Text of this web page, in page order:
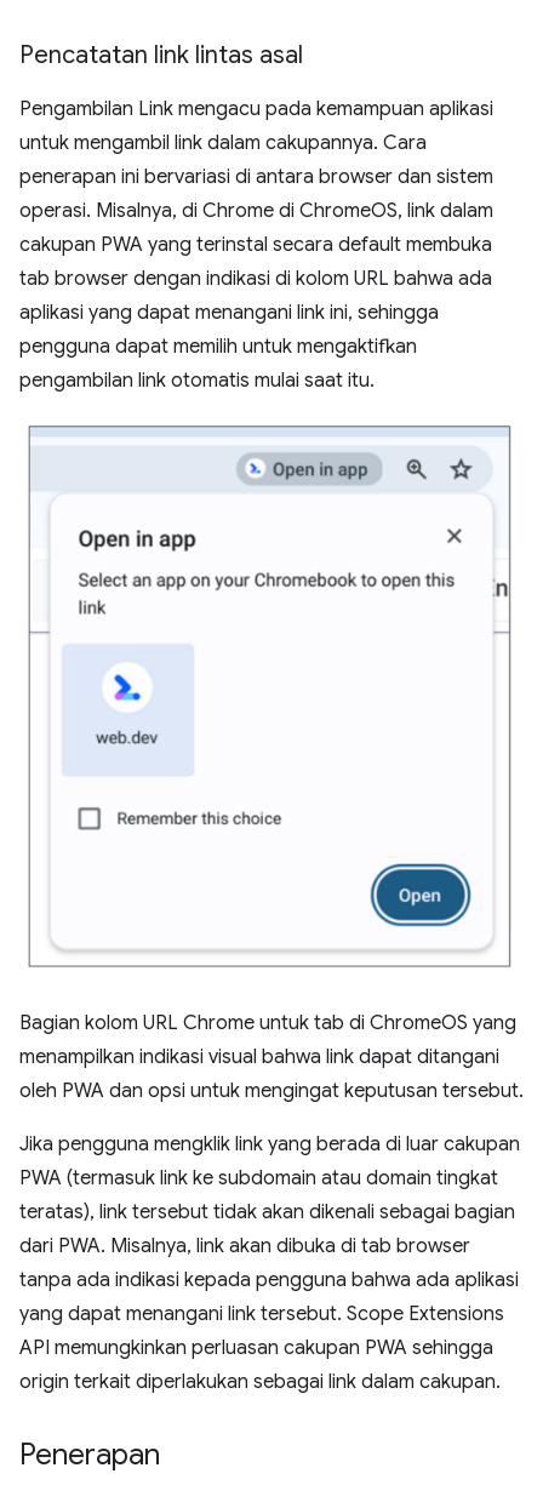
Pencatatan link lintas asal
Pengambilan Link mengacu pada kemampuan aplikasi
untuk mengambil link dalam cakupannya. Cara
penerapan ini bervariasi di antara browser dan sistem
operasi. Misalnya, di Chrome di ChromeOS, link dalam
cakupan PWA yang terinstal secara default membuka
tab browser dengan indikasi di kolom URL bahwa ada
aplikasi yang dapat menangani link ini, sehingga
pengguna dapat memilih untuk mengaktifkan
pengambilan link otomatis mulai saat itu.
Bagian kolom URL Chrome untuk tab di ChromeOS yang
menampilkan indikasi visual bahwa link dapat ditangani
oleh PWA dan opsi untuk mengingat keputusan tersebut.
Jika pengguna mengklik link yang berada di luar cakupan
PWA (termasuk link ke subdomain atau domain tingkat
teratas), link tersebut tidak akan dikenali sebagai bagian
dari PWA. Misalnya, link akan dibuka di tab browser
tanpa ada indikasi kepada pengguna bahwa ada aplikasi
yang dapat menangani link tersebut. Scope Extensions
API memungkinkan perluasan cakupan PWA sehingga
origin terkait diperlakukan sebagai link dalam cakupan.
Penerapan